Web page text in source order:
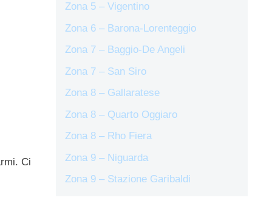
Ci
Zona 5 – Vigentino
Zona 6 – Barona-Lorenteggio
Zona 7 – Baggio-De Angeli
Zona 7 – San Siro
Zona 8 – Gallaratese
Zona 8 – Quarto Oggiaro
Zona 8 – Rho Fiera
Zona 9 – Niguarda
Zona 9 – Stazione Garibaldi